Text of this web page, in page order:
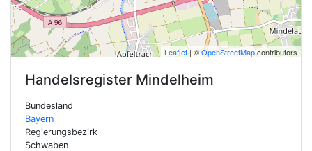
Leaflet| ©OpenStreetMapcontributors
Handelsregister Mindelheim
Bundesland
Bayern
Regierungsbezirk
Schwaben